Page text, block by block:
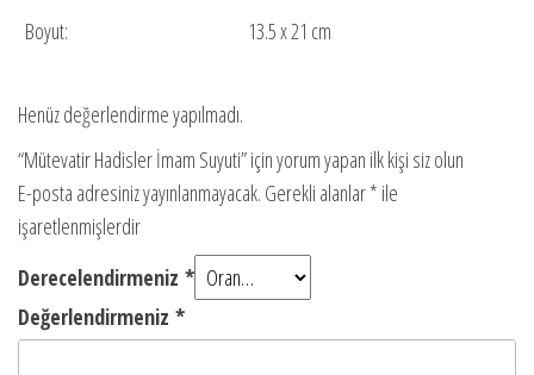
Boyut:
13.5 x 21 cm
Henüz değerlendirme yapılmadı.
“Mütevatir Hadisler İmam Suyuti” için yorum yapan ilk kişi siz olun
E-posta adresiniz yayınlanmayacak. Gerekli alanlar* ile
işaretlenmişlerdir
Derecelendirmeniz *
Değerlendirmeniz *